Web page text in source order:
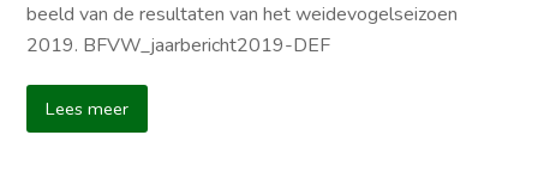
beeld van de resultaten van het weidevogelseizoen
2019. BFVW_jaarbericht2019-DEF
Lees meer